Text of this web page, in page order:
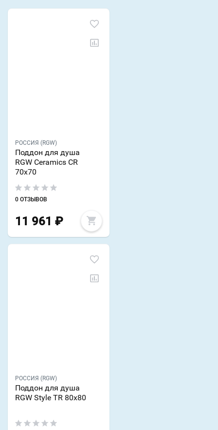
РОССИЯ (RGW)
Поддон для душа
RGW Ceramics CR
70х70
0 ОТЗЫВОВ
11 961 ₽
РОССИЯ (RGW)
Поддон для душа
RGW Style TR 80x80